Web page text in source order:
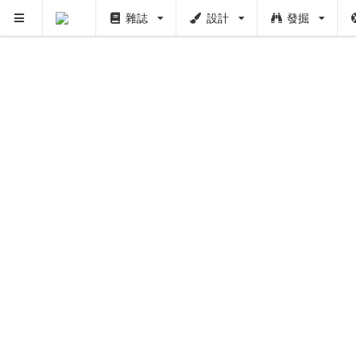
雜誌 設計 發掘